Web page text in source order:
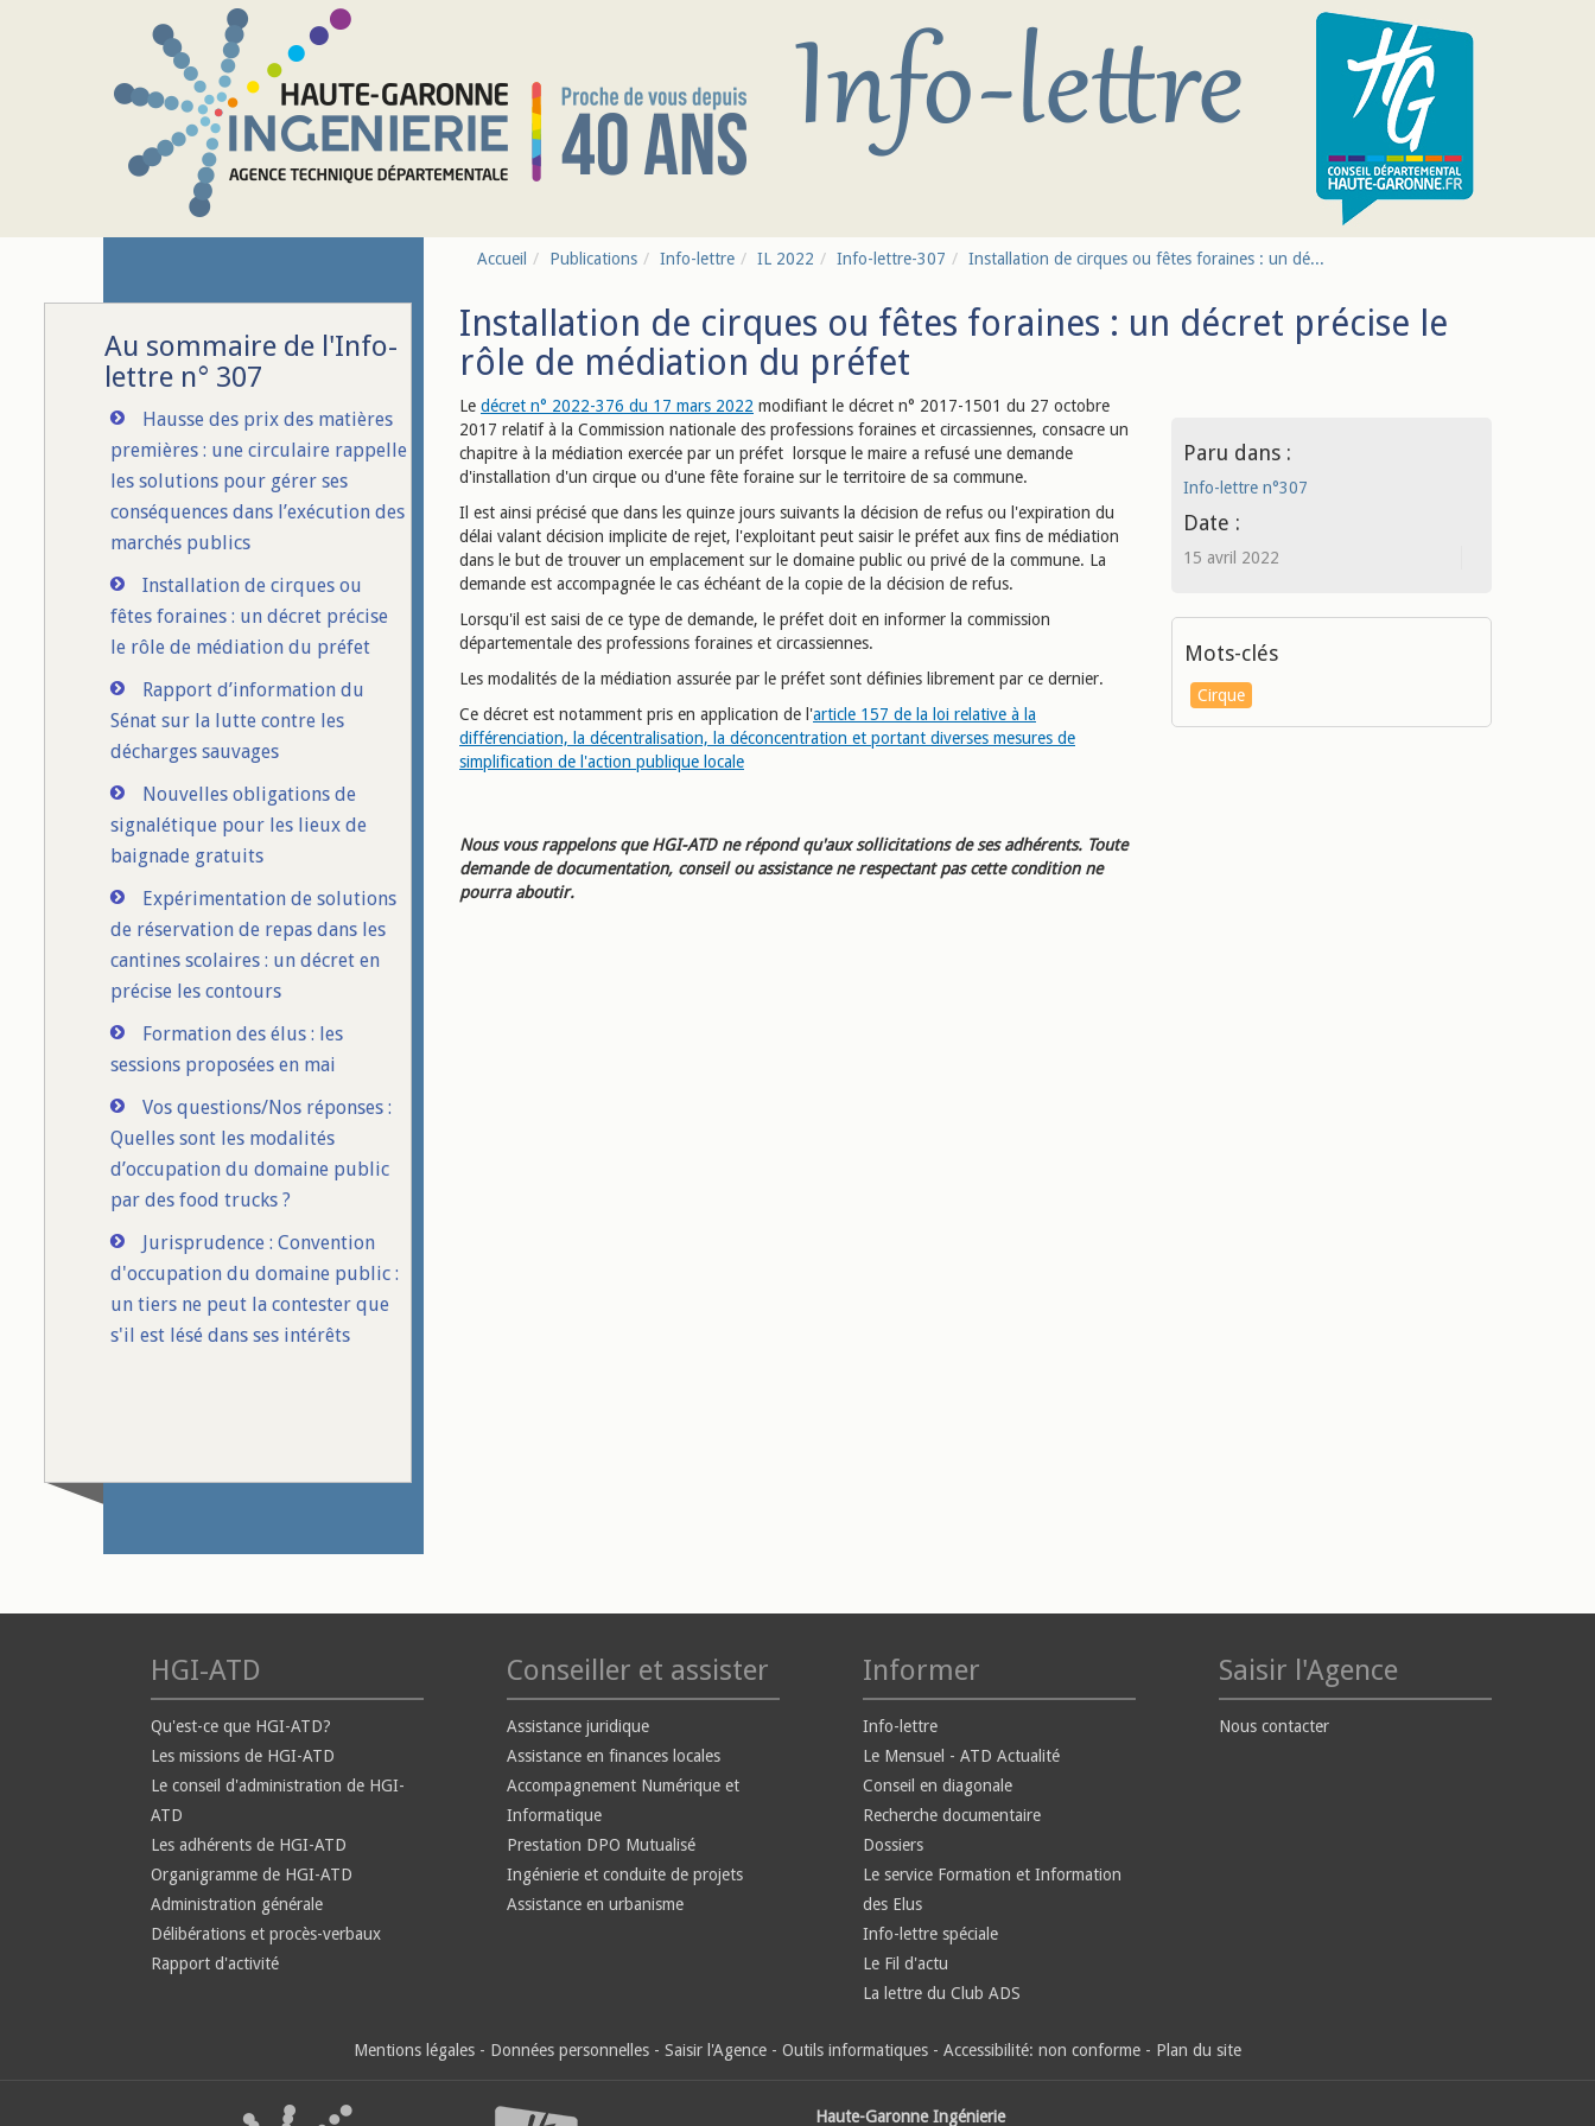
Au sommaire de l'Info-
lettre n° 307
Hausse des prix des matières
premières : une circulaire rappelle
les solutions pour gérer ses
conséquences dans l’exécution des
marchés publics
Installation de cirques ou
fêtes foraines : un décret précise
le rôle de médiation du préfet
Rapport d’information du
Sénat sur la lutte contre les
décharges sauvages
Nouvelles obligations de
signalétique pour les lieux de
baignade gratuits
Expérimentation de solutions
de réservation de repas dans les
cantines scolaires : un décret en
précise les contours
Formation des élus : les
sessions proposées en mai
Vos questions/Nos réponses :
Quelles sont les modalités
d’occupation du domaine public
par des food trucks ?
Jurisprudence : Convention
d'occupation du domaine public :
un tiers ne peut la contester que
s'il est lésé dans ses intérêts
Accueil Publications Info-lettre IL 2022 Info-lettre-307 Installation de cirques ou fêtes foraines : un dé...
Installation de cirques ou fêtes foraines : un décret précise le
rôle de médiation du préfet
Le décret n° 2022-376 du 17 mars 2022 modifiant le décret n° 2017-1501 du 27 octobre
2017 relatif à la Commission nationale des professions foraines et circassiennes, consacre un
chapitre à la médiation exercée par un préfet lorsque le maire a refusé une demande
d'installation d'un cirque ou d'une fête foraine sur le territoire de sa commune.
Il est ainsi précisé que dans les quinze jours suivants la décision de refus ou l'expiration du
délai valant décision implicite de rejet, l'exploitant peut saisir le préfet aux fins de médiation
dans le but de trouver un emplacement sur le domaine public ou privé de la commune. La
demande est accompagnée le cas échéant de la copie de la décision de refus.
Lorsqu'il est saisi de ce type de demande, le préfet doit en informer la commission
départementale des professions foraines et circassiennes.
Les modalités de la médiation assurée par le préfet sont définies librement par ce dernier.
Ce décret est notamment pris en application de l'article 157 de la loi relative à la
différenciation, la décentralisation, la déconcentration et portant diverses mesures de
simplification de l'action publique locale
Nous vous rappelons que HGI-ATD ne répond qu'aux sollicitations de ses adhérents. Toute
demande de documentation, conseil ou assistance ne respectant pas cette condition ne
pourra aboutir.
Paru dans :
Info-lettre n°307
Date :
15 avril 2022
Mots-clés
Cirque
HGI-ATD
Qu'est-ce que HGI-ATD?
Les missions de HGI-ATD
Le conseil d'administration de HGI-
ATD
Les adhérents de HGI-ATD
Organigramme de HGI-ATD
Administration générale
Délibérations et procès-verbaux
Rapport d'activité
Conseiller et assister
Assistance juridique
Assistance en finances locales
Accompagnement Numérique et
Informatique
Prestation DPO Mutualisé
Ingénierie et conduite de projets
Assistance en urbanisme
Informer
Info-lettre
Le Mensuel - ATD Actualité
Conseil en diagonale
Recherche documentaire
Dossiers
Le service Formation et Information
des Elus
Info-lettre spéciale
Le Fil d'actu
La lettre du Club ADS
Saisir l'Agence
Nous contacter
Mentions légales - Données personnelles - Saisir l'Agence - Outils informatiques - Accessibilité: non conforme - Plan du site
Haute-Garonne Ingénierie